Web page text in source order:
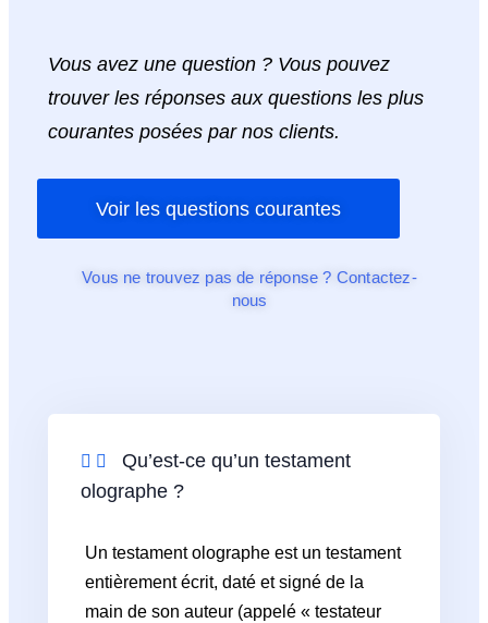
Vous avez une question ? Vous pouvez
trouver les réponses aux questions les plus
courantes posées par nos clients.
Voir les questions courantes
Vous ne trouvez pas de réponse ? Contactez-
nous
Qu’est-ce qu’un testament
olographe ?
Un testament olographe est un testament
entièrement écrit, daté et signé de la
main de son auteur (appelé « testateur